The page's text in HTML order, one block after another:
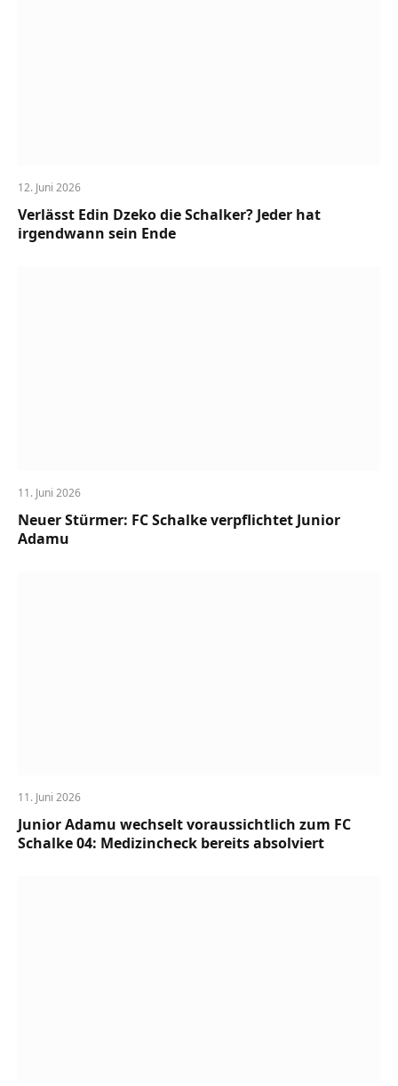
12. Juni 2026
Verlässt Edin Dzeko die Schalker? Jeder hat
irgendwann sein Ende
11. Juni 2026
Neuer Stürmer: FC Schalke verpflichtet Junior
Adamu
11. Juni 2026
Junior Adamu wechselt voraussichtlich zum FC
Schalke 04: Medizincheck bereits absolviert